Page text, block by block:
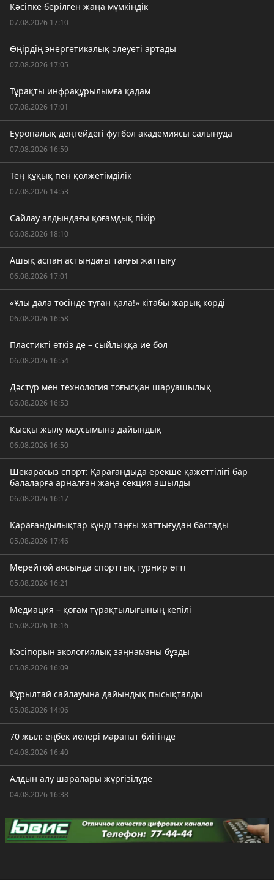
Кәсіпке берілген жаңа мүмкіндік
07.08.2026 17:10
Өңірдің энергетикалық әлеуеті артады
07.08.2026 17:05
Тұрақты инфрақұрылымға қадам
07.08.2026 17:01
Еуропалық деңгейдегі футбол академиясы салынуда
07.08.2026 16:59
Тең құқық пен қолжетімділік
07.08.2026 14:53
Сайлау алдындағы қоғамдық пікір
06.08.2026 18:10
Ашық аспан астындағы таңғы жаттығу
06.08.2026 17:01
«Ұлы дала төсінде туған қала!» кітабы жарық көрді
06.08.2026 16:58
Пластикті өткіз де – сыйлыққа ие бол
06.08.2026 16:54
Дәстүр мен технология тоғысқан шаруашылық
06.08.2026 16:53
Қысқы жылу маусымына дайындық
06.08.2026 16:50
Шекарасыз спорт: Қарағандыда ерекше қажеттілігі бар
балаларға арналған жаңа секция ашылды
06.08.2026 16:17
Қарағандылықтар күнді таңғы жаттығудан бастады
05.08.2026 17:46
Мерейтой аясында спорттық турнир өтті
05.08.2026 16:21
Медиация – қоғам тұрақтылығының кепілі
05.08.2026 16:16
Кәсіпорын экологиялық заңнаманы бұзды
05.08.2026 16:09
Құрылтай сайлауына дайындық пысықталды
05.08.2026 14:06
70 жыл: еңбек иелері марапат биігінде
04.08.2026 16:40
Алдын алу шаралары жүргізілуде
04.08.2026 16:38